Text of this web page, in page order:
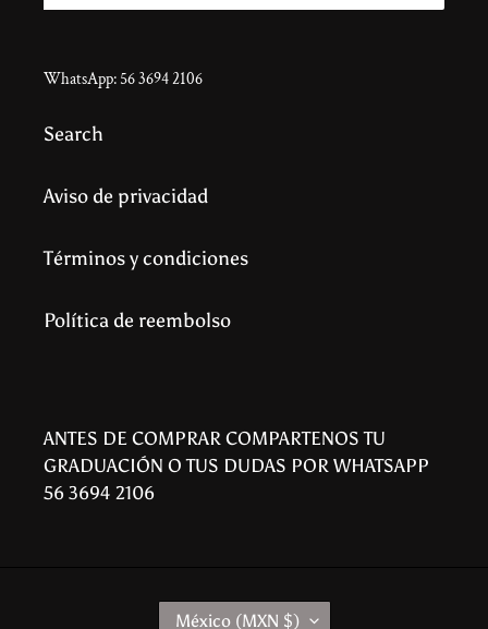
WhatsApp: 56 3694 2106
Search
Aviso de privacidad
Términos y condiciones
Política de reembolso
ANTES DE COMPRAR COMPARTENOS TU
GRADUACIÓN O TUS DUDAS POR WHATSAPP
56 3694 2106
P
México (MXN $)